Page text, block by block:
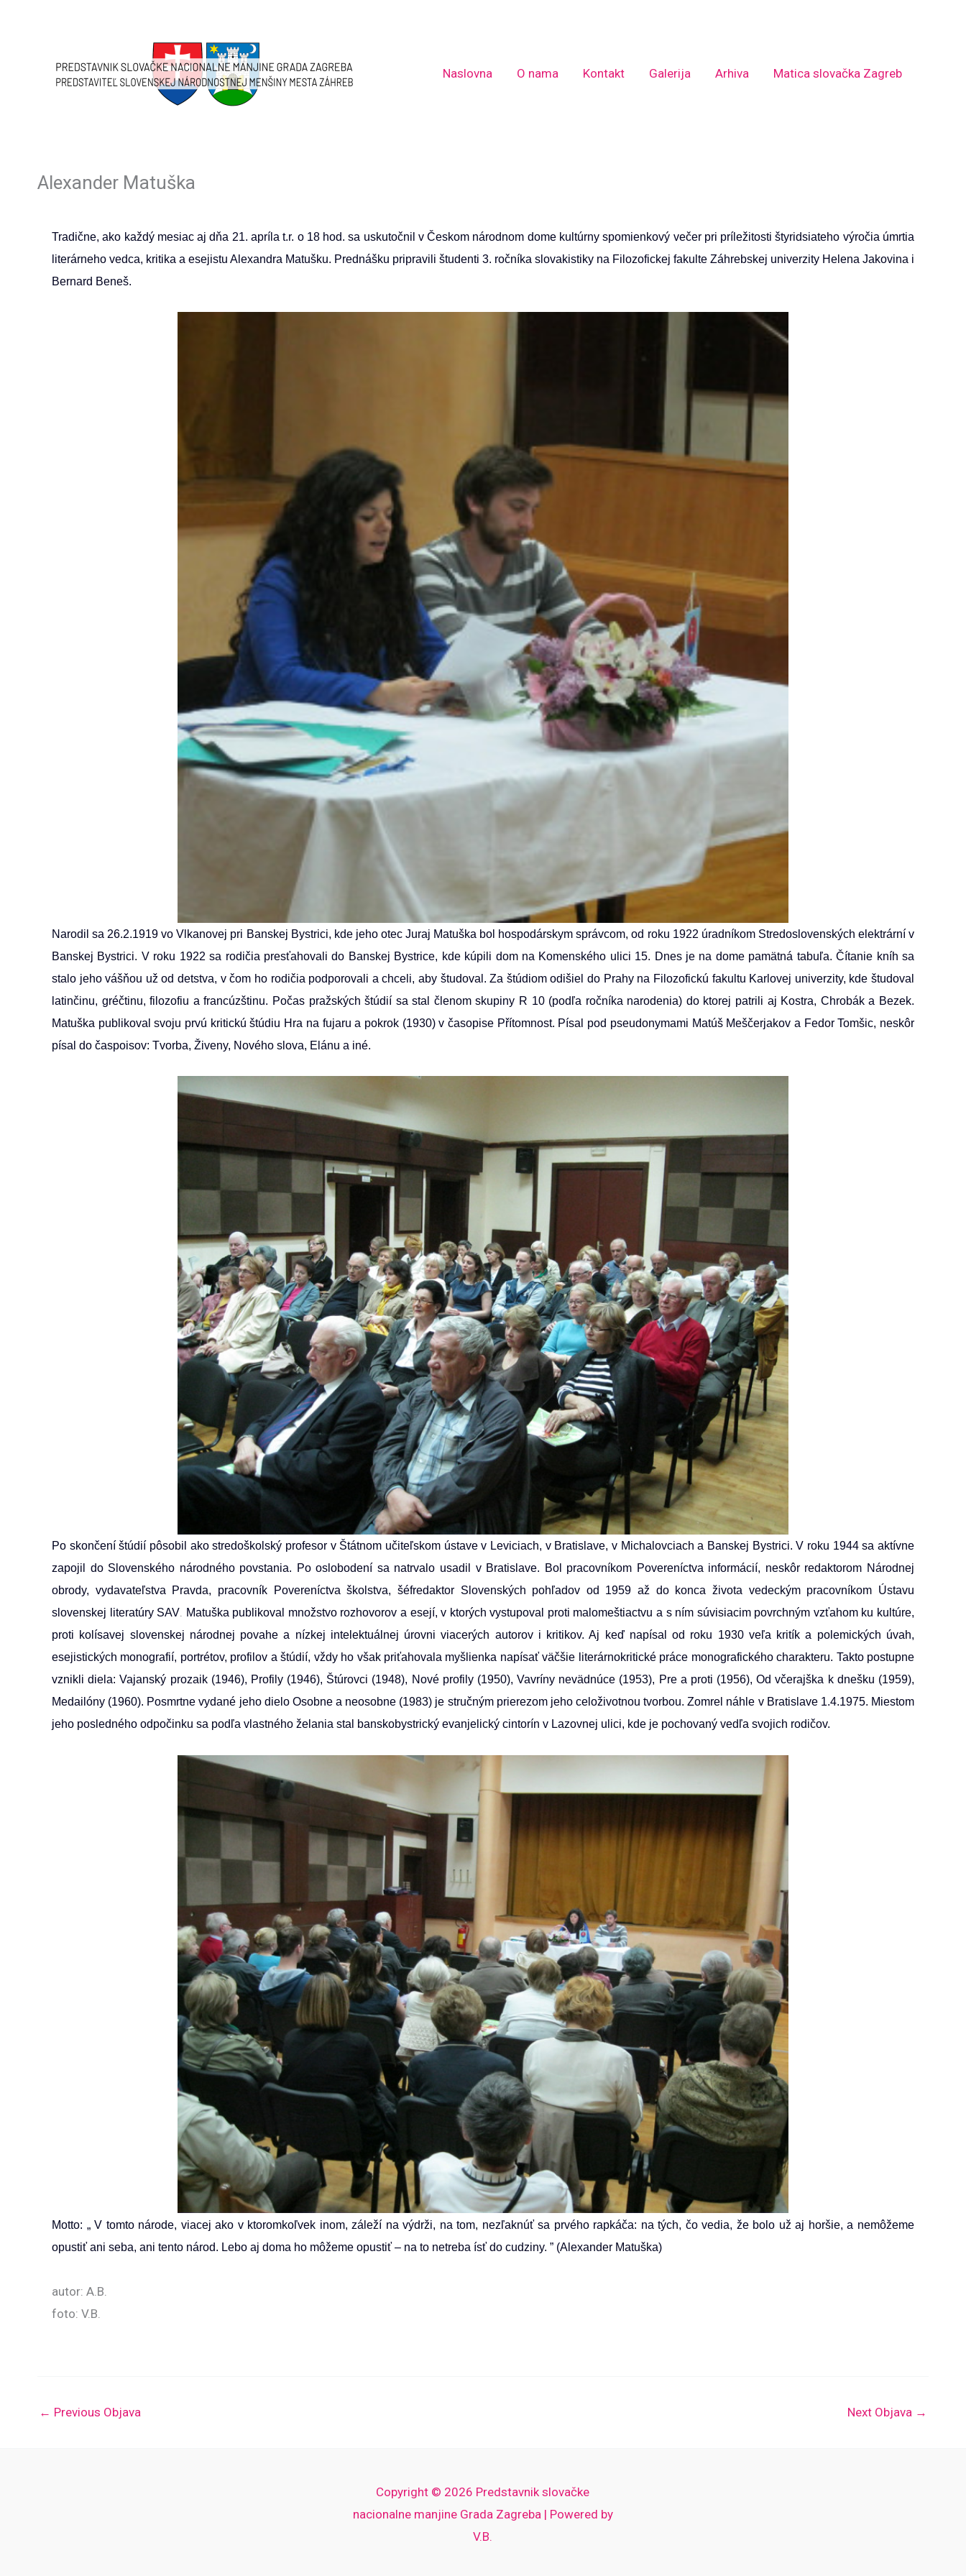
Naslovna
O nama Kontakt Galerija Arhiva Matica slovačka Zagreb
Alexander Matuška
Tradične, ako každý mesiac aj dňa 21. apríla t.r. o 18 hod. sa uskutočnil v Českom národnom dome kultúrny spomienkový večer pri príležitosti štyridsiateho výročia úmrtia
literárneho vedca, kritika a esejistu Alexandra Matušku. Prednášku pripravili študenti 3. ročníka slovakistiky na Filozofickej fakulte Záhrebskej univerzity Helena Jakovina i
Bernard Beneš.
Narodil sa 26.2.1919 vo Vlkanovej pri Banskej Bystrici, kde jeho otec Juraj Matuška bol hospodárskym správcom, od roku 1922 úradníkom Stredoslovenských elektrární v
Banskej Bystrici. V roku 1922 sa rodičia presťahovali do Banskej Bystrice, kde kúpili dom na Komenského ulici 15. Dnes je na dome pamätná tabuľa. Čítanie kníh sa
stalo jeho vášňou už od detstva, v čom ho rodičia podporovali a chceli, aby študoval. Za štúdiom odišiel do Prahy na Filozofickú fakultu Karlovej univerzity, kde študoval
latinčinu, gréčtinu, filozofiu a francúzštinu. Počas pražských štúdií sa stal členom skupiny R 10 (podľa ročníka narodenia) do ktorej patrili aj Kostra, Chrobák a Bezek.
Matuška publikoval svoju prvú kritickú štúdiu Hra na fujaru a pokrok (1930) v časopise Přítomnost. Písal pod pseudonymami Matúš Meščerjakov a Fedor Tomšic, neskôr
písal do časpoisov: Tvorba, Živeny, Nového slova, Elánu a iné.
Po skončení štúdií pôsobil ako stredoškolský profesor v Štátnom učiteľskom ústave v Leviciach, v Bratislave, v Michalovciach a Banskej Bystrici. V roku 1944 sa aktívne
zapojil do Slovenského národného povstania. Po oslobodení sa natrvalo usadil v Bratislave. Bol pracovníkom Povereníctva informácií, neskôr redaktorom Národnej
obrody, vydavateľstva Pravda, pracovník Povereníctva školstva, šéfredaktor Slovenských pohľadov od 1959 až do konca života vedeckým pracovníkom Ústavu
slovenskej literatúry SAV. Matuška publikoval množstvo rozhovorov a esejí, v ktorých vystupoval proti malomeštiactvu a s ním súvisiacim povrchným vzťahom ku kultúre,
proti kolísavej slovenskej národnej povahe a nízkej intelektuálnej úrovni viacerých autorov i kritikov. Aj keď napísal od roku 1930 veľa kritík a polemických úvah,
esejistických monografií, portrétov, profilov a štúdií, vždy ho však priťahovala myšlienka napísať väčšie literárnokritické práce monografického charakteru. Takto postupne
vznikli diela: Vajanský prozaik (1946), Profily (1946), Štúrovci (1948), Nové profily (1950), Vavríny nevädnúce (1953), Pre a proti (1956), Od včerajška k dnešku (1959),
Medailóny (1960). Posmrtne vydané jeho dielo Osobne a neosobne (1983) je stručným prierezom jeho celoživotnou tvorbou. Zomrel náhle v Bratislave 1.4.1975. Miestom
jeho posledného odpočinku sa podľa vlastného želania stal banskobystrický evanjelický cintorín v Lazovnej ulici, kde je pochovaný vedľa svojich rodičov.
Motto: „ V tomto národe, viacej ako v ktoromkoľvek inom, záleží na výdrži, na tom, nezľaknúť sa prvého rapkáča: na tých, čo vedia, že bolo už aj horšie, a nemôžeme
opustiť ani seba, ani tento národ. Lebo aj doma ho môžeme opustiť – na to netreba ísť do cudziny. ” (Alexander Matuška)
autor: A.B.
foto: V.B.
← Previous Objava Next Objava →
Copyright © 2026 Predstavnik slovačke
nacionalne manjine Grada Zagreba | Powered by
V.B.